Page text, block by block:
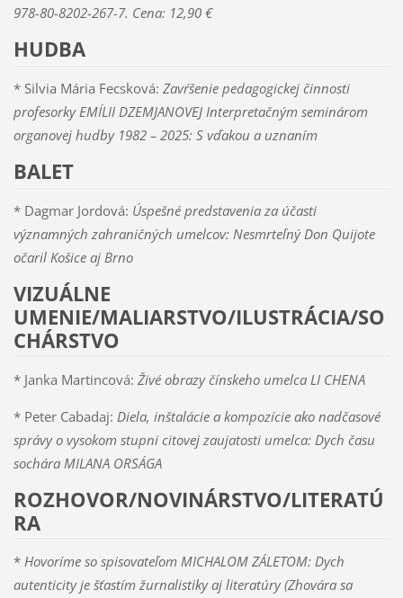
978-80-8202-267-7. Cena: 12,90 €
HUDBA
* Silvia Mária Fecsková: Zavŕšenie pedagogickej činnosti
profesorky EMÍLII DZEMJANOVEJ Interpretačným seminárom
organovej hudby 1982 – 2025: S vďakou a uznaním
BALET
* Dagmar Jordová: Úspešné predstavenia za účasti
významných zahraničných umelcov: Nesmrteľný Don Quijote
očaril Košice aj Brno
VIZUÁLNE
UMENIE/MALIARSTVO/ILUSTRÁCIA/SO
CHÁRSTVO
* Janka Martincová: Živé obrazy čínskeho umelca LI CHENA
* Peter Cabadaj: Diela, inštalácie a kompozície ako nadčasové
správy o vysokom stupni citovej zaujatosti umelca: Dych času
sochára MILANA ORSÁGA
ROZHOVOR/NOVINÁRSTVO/LITERATÚ
RA
* Hovoríme so spisovateľom MICHALOM ZÁLETOM: Dych
autenticity je šťastím žurnalistiky aj literatúry (Zhovára sa